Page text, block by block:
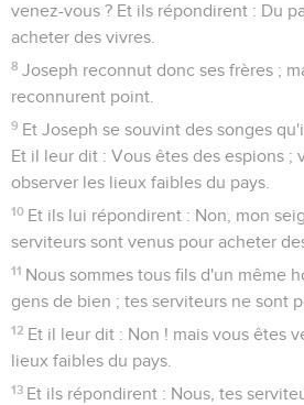
venez-vous ? Et ils répondirent : Du
acheter des vivres.
8 Joseph reconnut donc ses frères ;
reconnurent point.
9 Et Joseph se souvint des songes
Et il leur dit : Vous êtes des espions ;
observer les lieux faibles du pays.
10 Et ils lui répondirent : Non, mon
serviteurs sont venus pour acheter
11 Nous sommes tous fils d'un même
gens de bien ; tes serviteurs ne sont
12 Et il leur dit : Non ! mais vous êtes
lieux faibles du pays.
13 Et ils répondirent : Nous, tes